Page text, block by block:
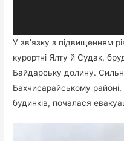
У зв’язку з підвищенням
курортні Ялту й Судак,
Байдарську долину.
Бахчисарайському
будинків, почалася